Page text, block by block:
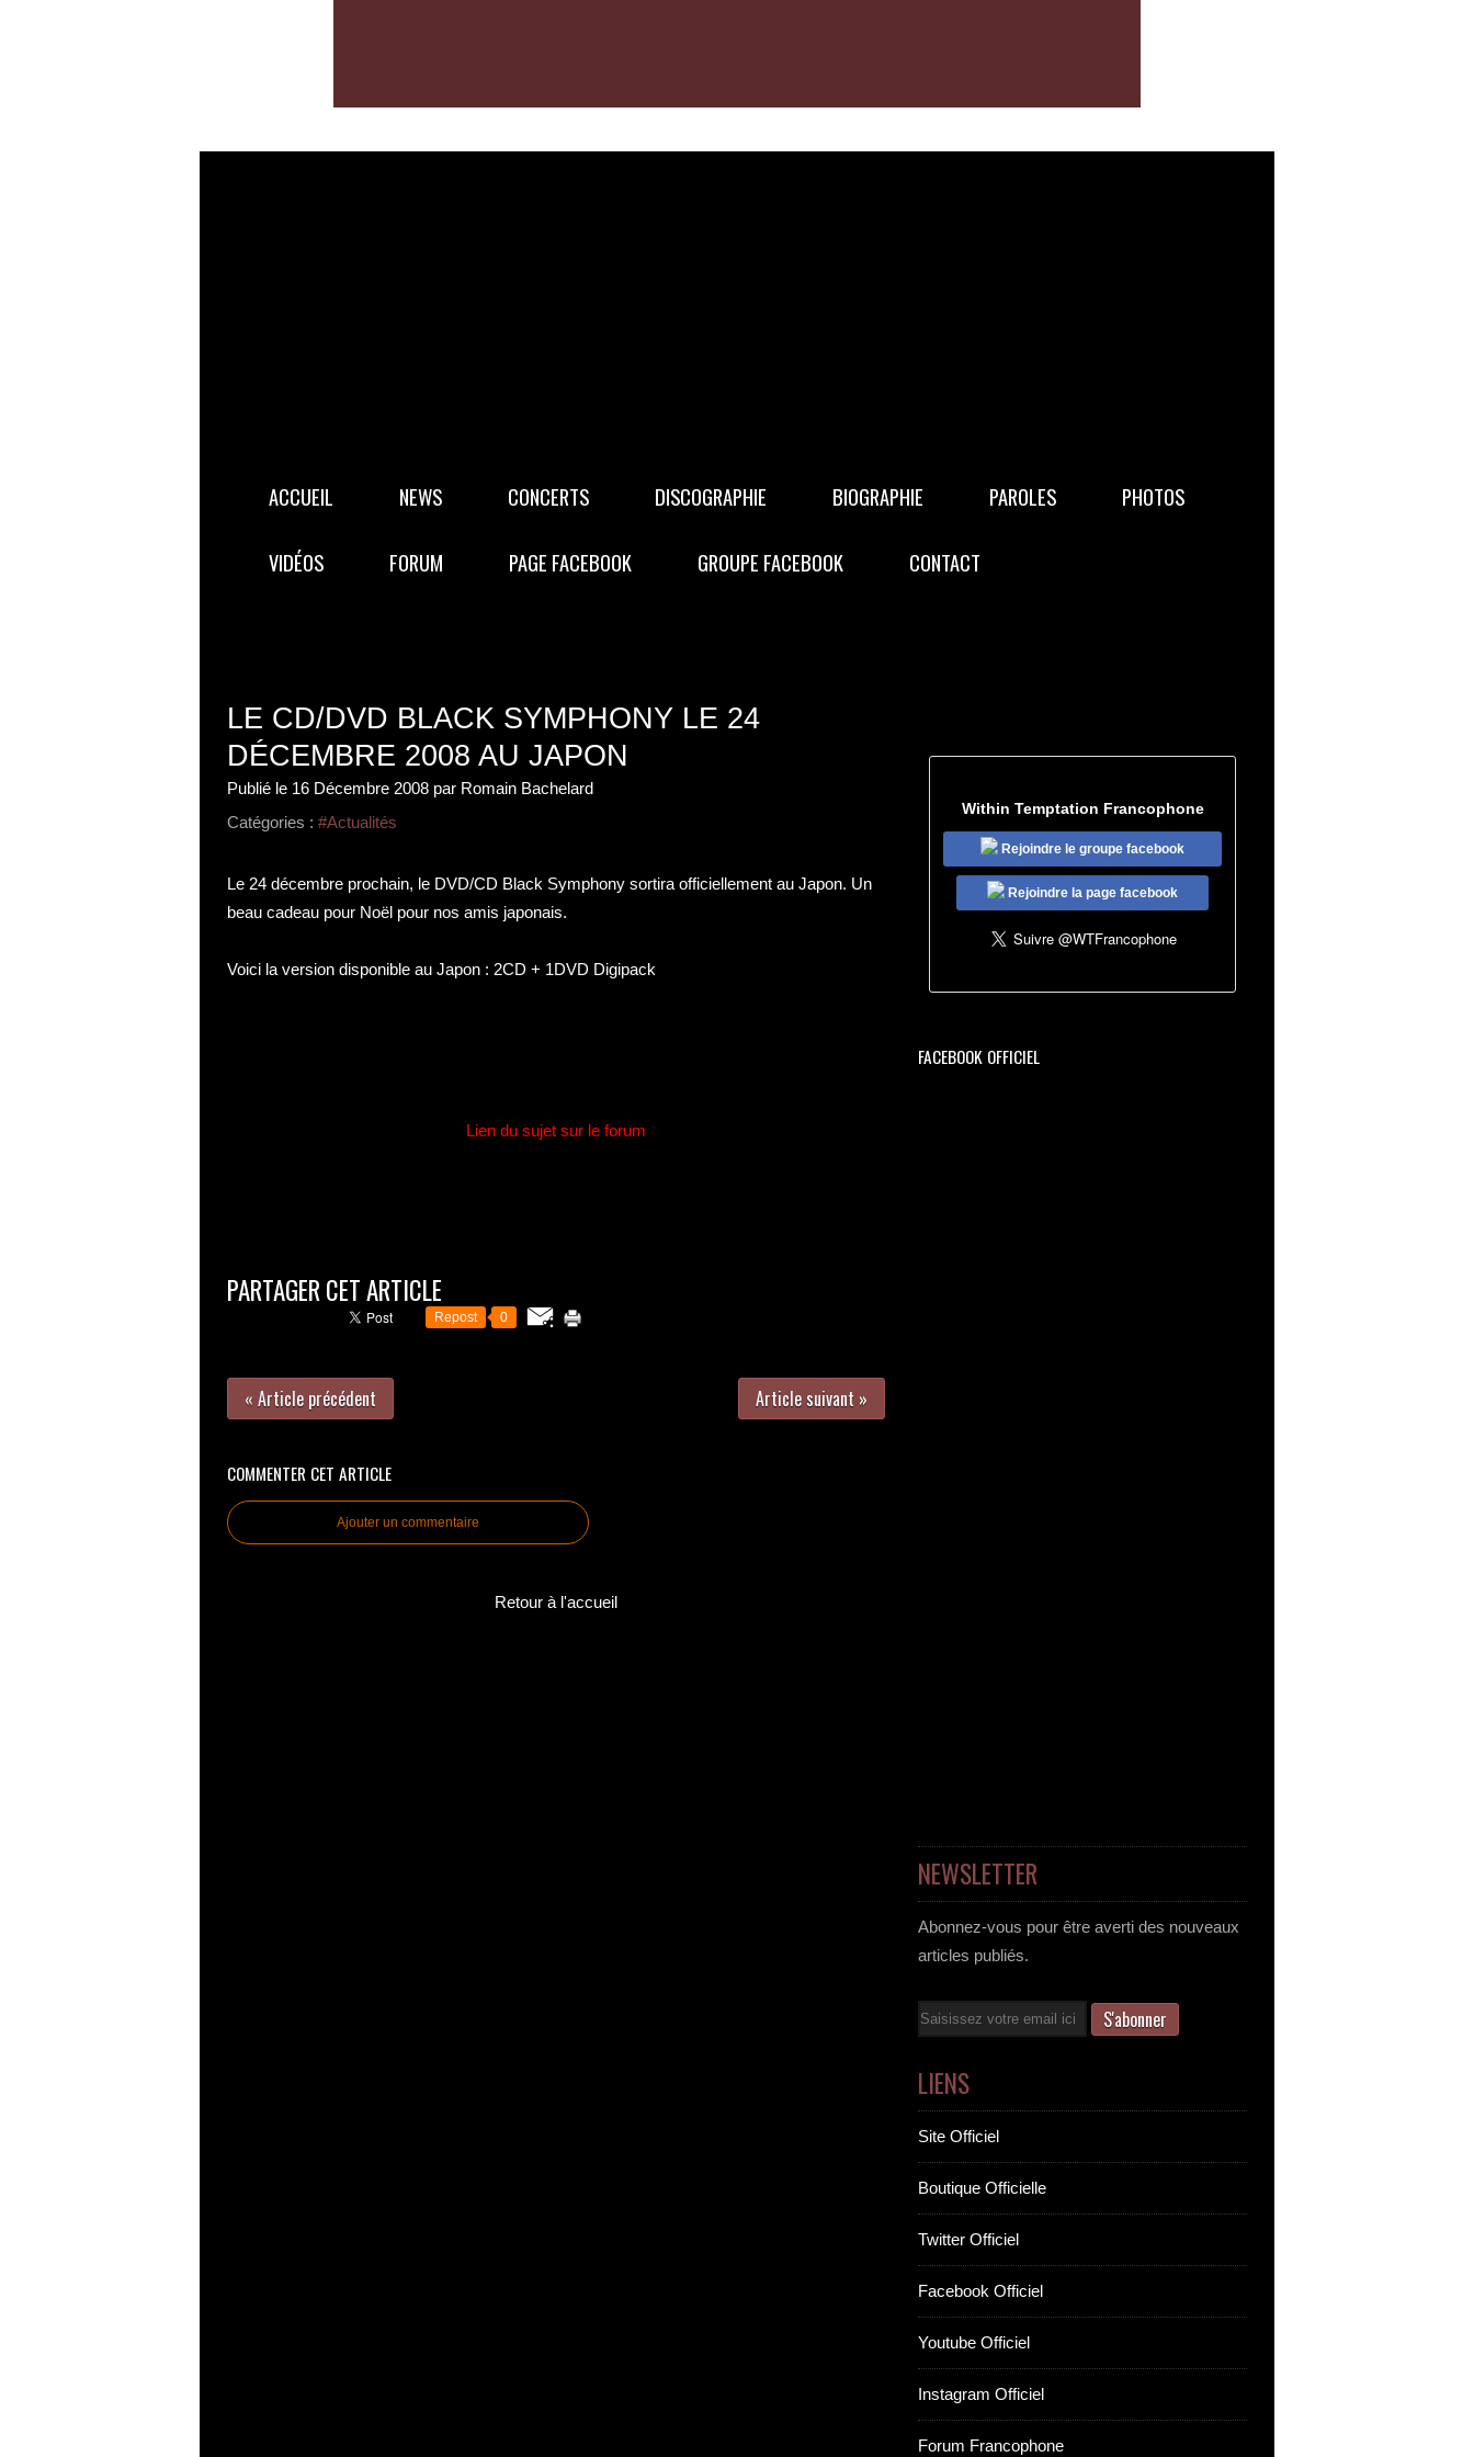
ACCUEIL NEWS CONCERTS DISCOGRAPHIE BIOGRAPHIE PAROLES PHOTOS
VIDÉOS FORUM PAGE FACEBOOK GROUPE FACEBOOK CONTACT
LE CD/DVD BLACK SYMPHONY LE 24
DÉCEMBRE 2008 AU JAPON
Publié le 16 Décembre 2008 par Romain Bachelard
Catégories : #Actualités
Le 24 décembre prochain, le DVD/CD Black Symphony sortira officiellement au Japon. Un
beau cadeau pour Noël pour nos amis japonais.
Voici la version disponible au Japon : 2CD + 1DVD Digipack
Lien du sujet sur le forum
PARTAGER CET ARTICLE
Repost 0
« Article précédent Article suivant »
COMMENTER CET ARTICLE
Ajouter un commentaire
Retour à l'accueil
Within Temptation Francophone
Rejoindre le groupe facebook
Rejoindre la page facebook
FACEBOOK OFFICIEL
NEWSLETTER
Abonnez-vous pour être averti des nouveaux
articles publiés.
Email
LIENS
Site Officiel
Boutique Officielle
Twitter Officiel
Facebook Officiel
Youtube Officiel
Instagram Officiel
Forum Francophone